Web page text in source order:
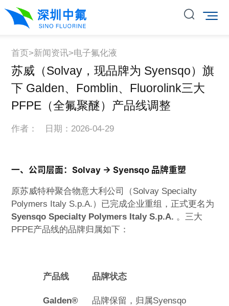
首页>新闻资讯>电子氟化液
苏威（Solvay，现品牌为 Syensqo）旗
下 Galden、Fomblin、Fluorolink三大
PFPE（全氟聚醚）产品线调整
作者： 日期：2026-04-29
一、公司层面：Solvay → Syensqo 品牌重塑
原苏威特种聚合物意大利公司（Solvay Specialty
Polymers Italy S.p.A.）已完成企业重组，正式更名为
Syensqo Specialty Polymers Italy S.p.A. 。三大
PFPE产品线的品牌归属如下：
产品线 品牌状态
Galden® 品牌保留，归属Syensqo